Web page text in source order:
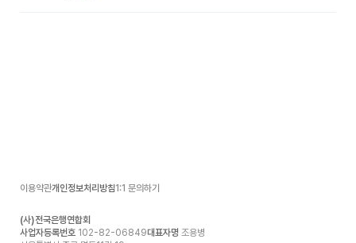
이용약관개인정보처리방침1:1 문의하기
(사)전국은행연합회
사업자등록번호 102-82-06849대표자명 조용병